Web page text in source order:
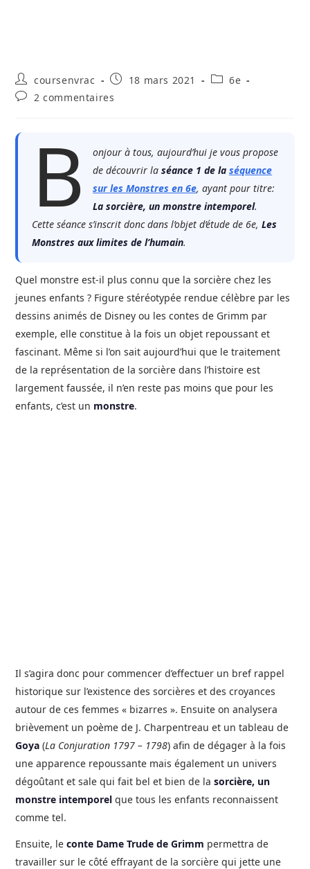
Auteur/autrice
de
la
coursenvrac
Publication
18 mars 2021
Post6e
Commentaires
publication :
2 commentaires
B
onjour à tous, aujourd’hui je vous propose
de découvrir laséance 1 de laséquence
sur les Monstres en 6e, ayant pour titre:
La sorcière, un monstre intemporel.
Cette séance s’inscrit donc dans l’objet d’étude de 6e,Les
Monstres aux limites de l’humain.
Quel monstre est-il plus connu que la sorcière chez les
jeunes enfants ? Figure stéréotypée rendue célèbre par les
dessins animés de Disney ou les contes de Grimm par
exemple, elle constitue à la fois un objet repoussant et
fascinant. Même si l’on sait aujourd’hui que le traitement
de la représentation de la sorcière dans l’histoire est
largement faussée, il n’en reste pas moins que pour les
enfants, c’est un monstre.
Il s’agira donc pour commencer d’effectuer un bref rappel
historique sur l’existence des sorcières et des croyances
autour de ces femmes « bizarres ». Ensuite on analysera
brièvement un poème de J. Charpentreau et un tableau de
Goya (La Conjuration 1797 – 1798) afin de dégager à la fois
une apparence repoussante mais également un univers
dégoûtant et sale qui fait bel et bien de lasorcière, un
monstre intemporel que tous les enfants reconnaissent
comme tel.
Ensuite, leconte Dame Trude de Grimm permettra de
travailler sur le côté effrayant de la sorcière qui jette une